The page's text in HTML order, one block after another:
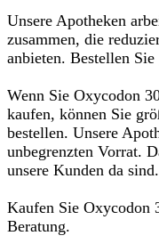
Unsere Apotheken
zusammen, die
anbieten. Bestellen
Wenn Sie Oxycodon
kaufen, können Sie
bestellen. Unsere
unbegrenzten Vorrat.
unsere Kunden da sind.
Kaufen Sie Oxycodon
Beratung.